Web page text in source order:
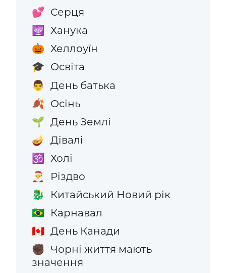
💕 Серця
🕎 Ханука
🎃 Хеллоуїн
🎓 Освіта
👨 День батька
🍂 Осінь
🌱 День Землі
🪔 Дівалі
🕉️ Холі
🎅 Різдво
🐉 Китайський Новий рік
🇧🇷 Карнавал
🇨🇦 День Канади
✊🏿 Чорні життя мають
значення